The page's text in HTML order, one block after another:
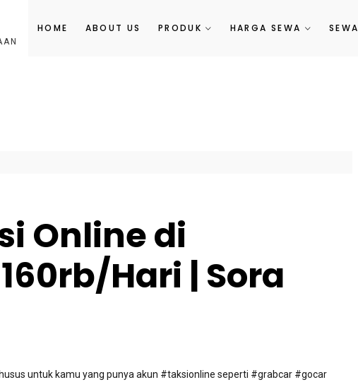
HOME ABOUT US PRODUK HARGA SEWA SEWA
Online di
Hari | Sora
untuk kamu yang punya akun #taksionline seperti #grabcar #gocar